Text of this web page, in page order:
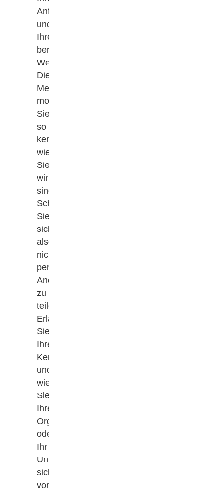
Anfänge
und
Ihren
beruflichen
Werdegang.
Die
Menschen
möchten
Sie
so
kennenlernen,
wie
Sie
wirklich
sind.
Scheuen
Sie
sich
also
nicht,
persönliche
Anekdoten
zu
teilen.
Erläutern
Sie
Ihre
Kernwerte
und
wie
Sie,
Ihre
Organisation
oder
Ihr
Unternehmen
sich
von